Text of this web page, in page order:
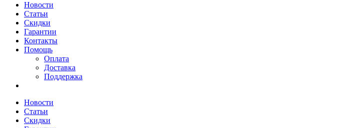
Новости
Статьи
Скидки
Гарантии
Контакты
Помощь
Оплата
Доставка
Поддержка
Новости
Статьи
Скидки